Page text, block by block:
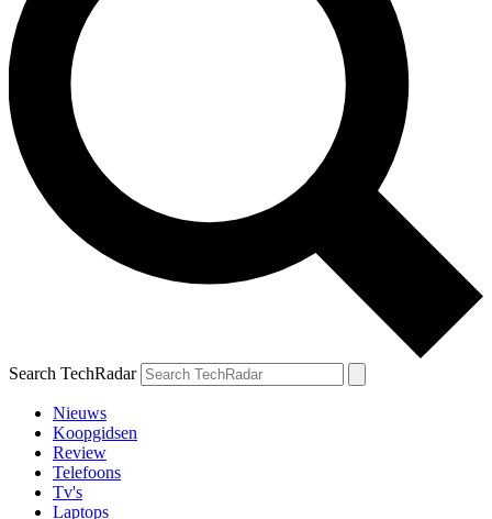
Search TechRadar
Nieuws
Koopgidsen
Review
Telefoons
Tv's
Laptops